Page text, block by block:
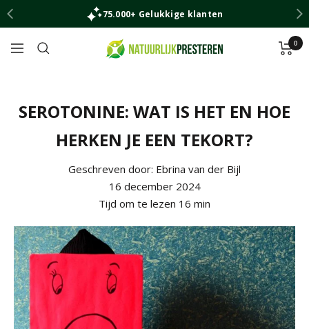
Ga
naar
inhoud
75.000+ Gelukkige klanten
Navigatie
Natuurlijk
0
SEROTONINE: WAT IS HET EN HOE
HERKEN JE EEN TEKORT?
Geschreven door: Ebrina van der Bijl
16 december 2024
Tijd om te lezen 16 min